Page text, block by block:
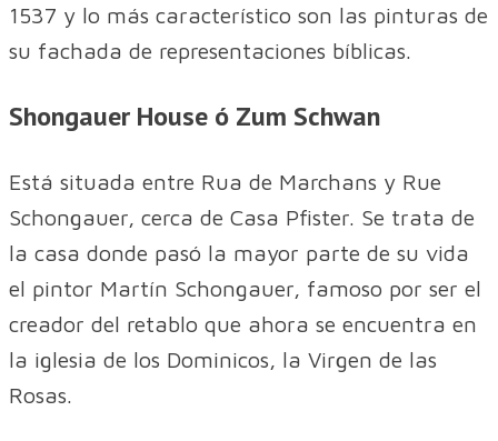
1537 y lo más característico son las pinturas de
su fachada de representaciones bíblicas.
Shongauer House ó Zum Schwan
Está situada entre Rua de Marchans y Rue
Schongauer, cerca de Casa Pfister. Se trata de
la casa donde pasó la mayor parte de su vida
el pintor Martín Schongauer, famoso por ser el
creador del retablo que ahora se encuentra en
la iglesia de los Dominicos, la Virgen de las
Rosas.